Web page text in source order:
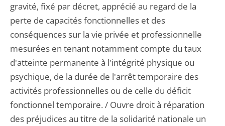
gravité, fixé par décret, apprécié au regard de la
perte de capacités fonctionnelles et des
conséquences sur la vie privée et professionnelle
mesurées en tenant notamment compte du taux
d'atteinte permanente à l'intégrité physique ou
psychique, de la durée de l'arrêt temporaire des
activités professionnelles ou de celle du déficit
fonctionnel temporaire. / Ouvre droit à réparation
des préjudices au titre de la solidarité nationale un